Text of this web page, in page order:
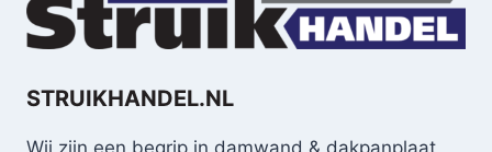
STRUIKHANDEL.NL
Wij zijn een begrip in damwand & dakpanplaat